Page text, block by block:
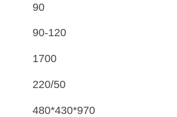
90
90-120
1700
220/50
480*430*970